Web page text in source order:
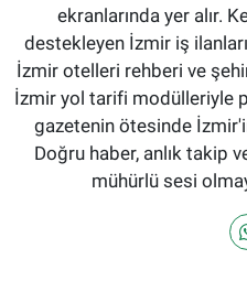
ekranlarında yer alır.
destekleyen İzmir iş
İzmir otelleri rehberi ve
İzmir yol tarifi modülleriyle
gazetenin ötesinde
Doğru haber, anlık takip
mühürlü sesi